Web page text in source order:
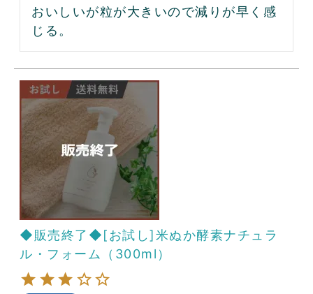
おいしいが粒が大きいので減りが早く感
じる。
◆販売終了◆[お試し]米ぬか酵素ナチュラ
ル・フォーム（300ml）